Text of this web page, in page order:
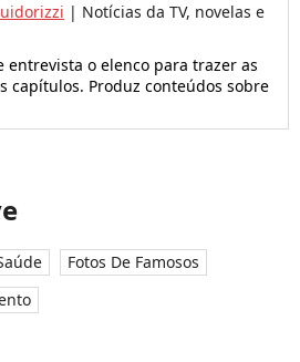
| Notícias da TV, novelas e
entrevista o elenco para trazer as
capítulos. Produz conteúdos sobre
Fotos De Famosos